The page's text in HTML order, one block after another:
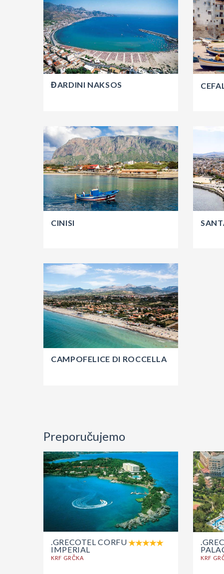
ĐARDINI NAKSOS
CINISI
CAMPOFELICE DI ROCCELLA
Preporučujemo
.GRECOTEL CORFU
IMPERIAL
KRF GRČKA KRF